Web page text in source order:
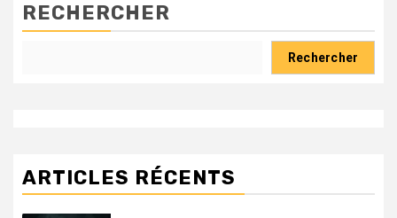
RECHERCHER
Rechercher
ARTICLES RÉCENTS